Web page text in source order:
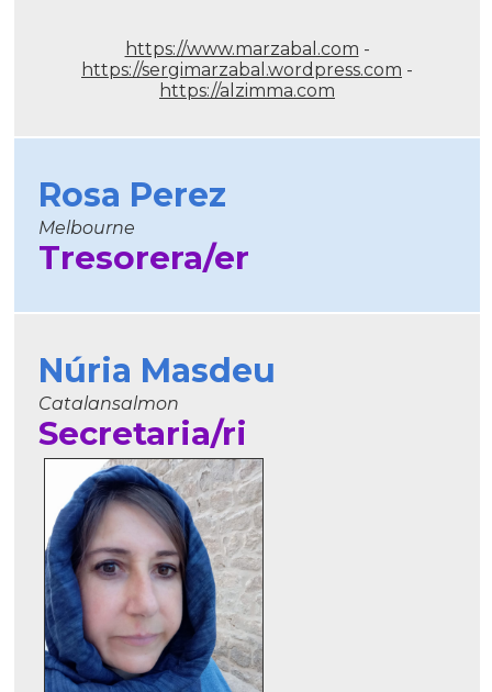
https://www.marzabal.com -
https://sergimarzabal.wordpress.com -
https://alzimma.com
Rosa Perez
Melbourne
Tresorera/er
Núria Masdeu
Catalansalmon
Secretaria/ri